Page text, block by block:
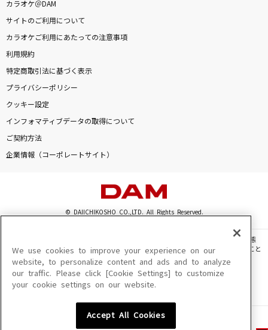
カラオケ＠DAM
サイトのご利用について
カラオケご利用にあたっての注意事項
利用規約
特定商取引法に基づく表示
プライバシーポリシー
クッキー設定
インフォマティブデータの取得について
ご契約方法
企業情報（コーポレートサイト）
© DAIICHIKOSHO CO.,LTD. All Rights Reserved.
このサイトに掲載されている一切の文章・画像・写真・動画・音声等を、手段や形態
を問わず、著作権法の定める範囲を超えて無断で複製、転載、ファイル化などすること
を禁じます。
楽曲及びコンテンツは、機種によりご利用いただけない場合があります。
楽曲及びコンテンツの配信日、配信内容が変更になる場合があります。
We use cookies to improve your experience on our
website, to personalize content and ads and to analyze
our traffic. Please click [Cookie Settings] to customize
your cookie settings on our website.
Accept All Cookies